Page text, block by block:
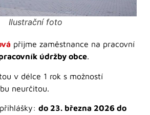
Ilustrační foto
přijme zaměstnance na pracovní
údržby obce.
v délce 1 rok s možností
neurčitou.
do 23. března 2026 do